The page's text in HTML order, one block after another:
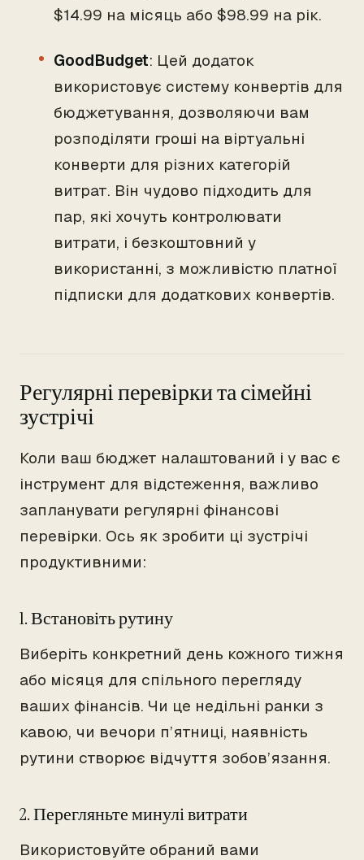
$14.99 на місяць або $98.99 на рік.
GoodBudget: Цей додаток
використовує систему конвертів для
бюджетування, дозволяючи вам
розподіляти гроші на віртуальні
конверти для різних категорій
витрат. Він чудово підходить для
пар, які хочуть контролювати
витрати, і безкоштовний у
використанні, з можливістю платної
підписки для додаткових конвертів.
Регулярні перевірки та сімейні
зустрічі
Коли ваш бюджет налаштований і у вас є
інструмент для відстеження, важливо
запланувати регулярні фінансові
перевірки. Ось як зробити ці зустрічі
продуктивними:
1. Встановіть рутину
Виберіть конкретний день кожного тижня
або місяця для спільного перегляду
ваших фінансів. Чи це недільні ранки з
кавою, чи вечори п’ятниці, наявність
рутини створює відчуття зобов’язання.
2. Перегляньте минулі витрати
Використовуйте обраний вами